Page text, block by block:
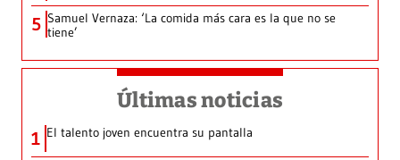
5 Samuel Vernaza: ‘La comida más cara es la que no se
tiene’
Últimas noticias
1 El talento joven encuentra su pantalla​